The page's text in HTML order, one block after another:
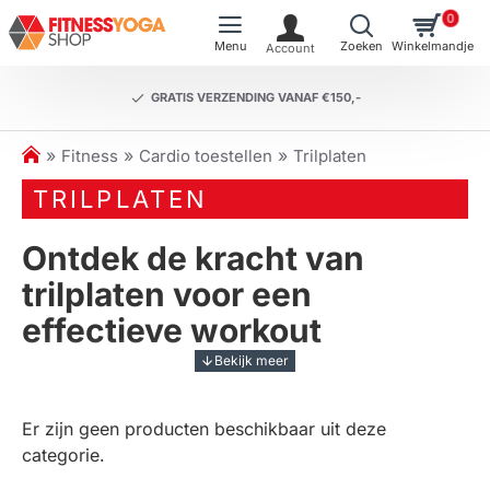
GRATIS VERZENDING VANAF €150,-
0
h
o
m
Fitness Cardio toestellen Trilplaten
TRILPLATEN
Ontdek de kracht van
trilplaten voor een
effectieve workout
zijn een innovatief fitnessapparaat dat
en te versterken. Door op een trilplaat te staan,
worden je spieren gedwongen om zich aan te
Er zijn geen producten beschikbaar uit deze
categorie.